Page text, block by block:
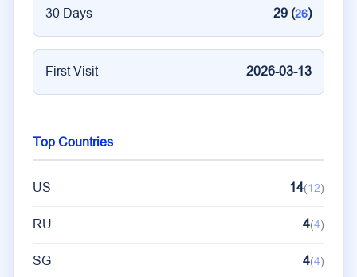
30 Days 29 (26)
First Visit 2026-03-13
Top Countries
US 14(12)
RU 4(4)
SG 4(4)